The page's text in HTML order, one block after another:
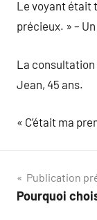
Le voyant était
précieux. » –
La consultation
Jean, 45 ans.
« C’était ma
de
Publication
Pourquoi